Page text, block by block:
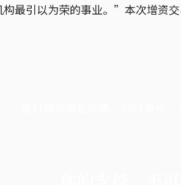
最引以为荣的事业。”本次增资